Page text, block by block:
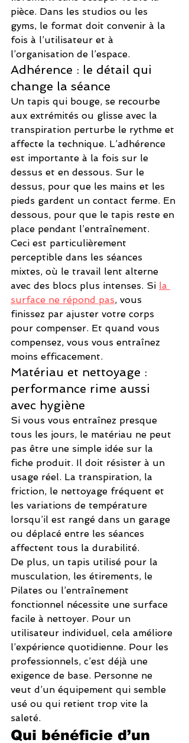
pièce. Dans les studios ou les
gyms, le format doit convenir à la
fois à l’utilisateur et à
l’organisation de l’espace.
Adhérence : le détail qui
change la séance
Un tapis qui bouge, se recourbe
aux extrémités ou glisse avec la
transpiration perturbe le rythme et
affecte la technique. L’adhérence
est importante à la fois sur le
dessus et en dessous. Sur le
dessus, pour que les mains et les
pieds gardent un contact ferme. En
dessous, pour que le tapis reste en
place pendant l’entraînement.
Ceci est particulièrement
perceptible dans les séances
mixtes, où le travail lent alterne
avec des blocs plus intenses. Si la
surface ne répond pas, vous
finissez par ajuster votre corps
pour compenser. Et quand vous
compensez, vous vous entraînez
moins efficacement.
Matériau et nettoyage :
performance rime aussi
avec hygiène
Si vous vous entraînez presque
tous les jours, le matériau ne peut
pas être une simple idée sur la
fiche produit. Il doit résister à un
usage réel. La transpiration, la
friction, le nettoyage fréquent et
les variations de température
lorsqu’il est rangé dans un garage
ou déplacé entre les séances
affectent tous la durabilité.
De plus, un tapis utilisé pour la
musculation, les étirements, le
Pilates ou l’entraînement
fonctionnel nécessite une surface
facile à nettoyer. Pour un
utilisateur individuel, cela améliore
l’expérience quotidienne. Pour les
professionnels, c’est déjà une
exigence de base. Personne ne
veut d’un équipement qui semble
usé ou qui retient trop vite la
saleté.
Qui bénéficie d’un